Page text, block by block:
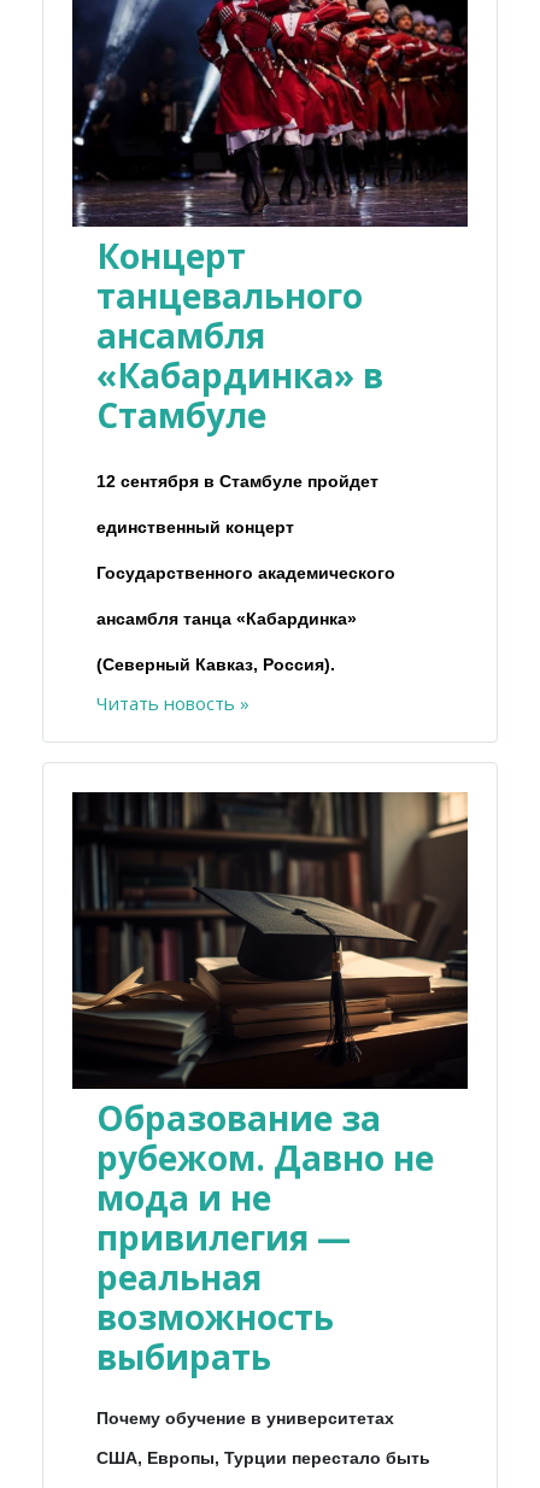
Концерт
танцевального
ансамбля
«Кабардинка» в
Стамбуле
12 сентября в Стамбуле пройдет
единственный концерт
Государственного академического
ансамбля танца «Кабардинка»
(Северный Кавказ, Россия).
Читать новость »
Образование за
рубежом. Давно не
мода и не
привилегия —
реальная
возможность
выбирать
Почему обучение в университетах
США, Европы, Турции перестало быть